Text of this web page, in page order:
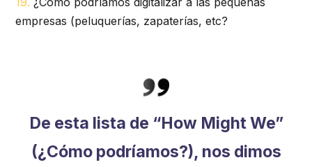
empresas (peluquerías, zapaterías, etc?
De esta lista de “How Might We”
(¿Cómo podríamos?), nos dimos